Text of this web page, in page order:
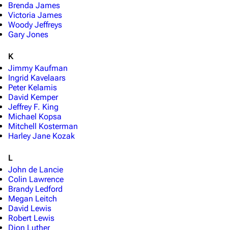
Brenda James
Victoria James
Woody Jeffreys
Gary Jones
K
Jimmy Kaufman
Ingrid Kavelaars
Peter Kelamis
David Kemper
Jeffrey F. King
Michael Kopsa
Mitchell Kosterman
Harley Jane Kozak
L
John de Lancie
Colin Lawrence
Brandy Ledford
Megan Leitch
David Lewis
Robert Lewis
Dion Luther